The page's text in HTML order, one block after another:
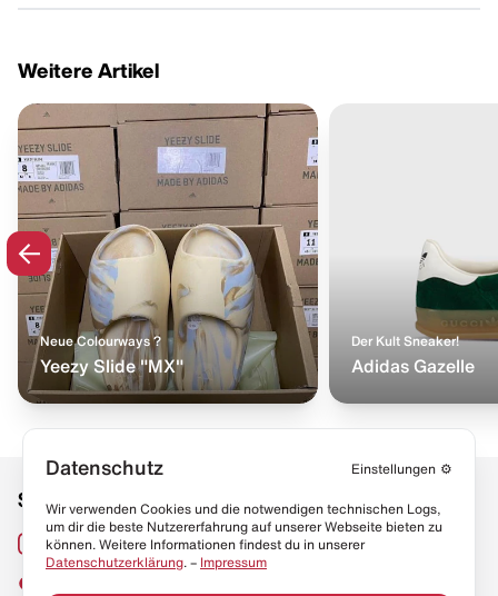
Weitere Artikel
Neue Colourways ?
Yeezy Slide "MX"
Der Kult Sneaker!
Adidas Gazelle
Social Media
Instagram
Links
Sneaker Lexikon
Resell Guide
Datenschutz Einstellungen ⚙️
Wir verwenden Cookies und die notwendigen technischen Logs,
um dir die beste Nutzererfahrung auf unserer Webseite bieten zu
können. Weitere Informationen findest du in unserer
Datenschutzerklärung. – Impressum